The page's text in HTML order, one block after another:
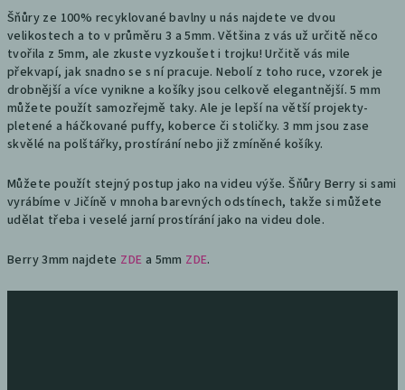
Šňůry ze 100% recyklované bavlny u nás najdete ve dvou
velikostech a to v průměru 3 a 5mm. Většina z vás už určitě něco
tvořila z 5mm, ale zkuste vyzkoušet i trojku! Určitě vás mile
překvapí, jak snadno se s ní pracuje. Nebolí z toho ruce, vzorek je
drobnější a více vynikne a košíky jsou celkově elegantnější. 5 mm
můžete použít samozřejmě taky. Ale je lepší na větší projekty-
pletené a háčkované puffy, koberce či stoličky. 3 mm jsou zase
skvělé na polštářky, prostírání nebo již zmíněné košíky.
Můžete použít stejný postup jako na videu výše. Šňůry Berry si sami
vyrábíme v Jičíně v mnoha barevných odstínech, takže si můžete
udělat třeba i veselé jarní prostírání jako na videu dole.
Berry 3mm najdete ZDE a 5mm ZDE.